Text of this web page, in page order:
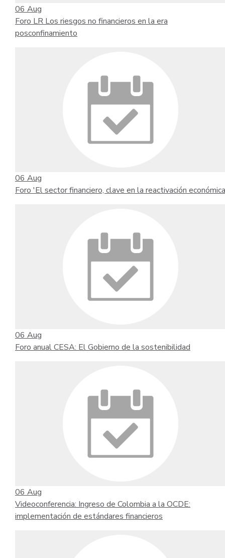
06 Aug
Foro LR Los riesgos no financieros en la era
posconfinamiento
06 Aug
Foro 'El sector financiero, clave en la reactivación
06 Aug
Foro anual CESA: El Gobierno de la sostenibilidad
06 Aug
Videoconferencia: Ingreso de Colombia a la OCDE:
implementación de estándares financieros